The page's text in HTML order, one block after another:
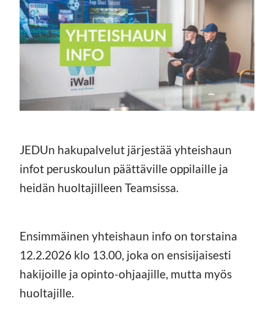
JEDUn hakupalvelut järjestää yhteishaun
infot peruskoulun päättäville oppilaille ja
heidän huoltajilleen Teamsissa.
Ensimmäinen yhteishaun info on torstaina
12.2.2026 klo 13.00, joka on ensisijaisesti
hakijoille ja opinto-ohjaajille, mutta myös
huoltajille.